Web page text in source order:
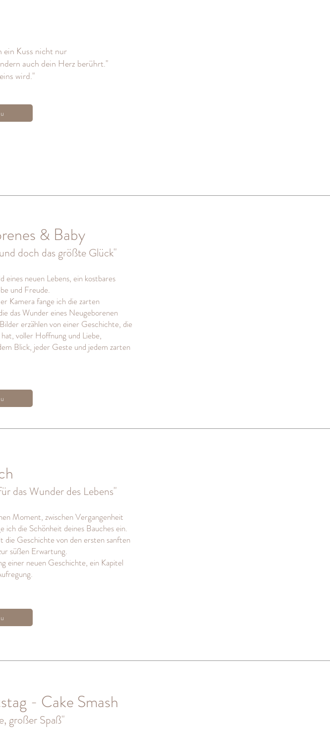
ein Kuss nicht nur
auch dein Herz berührt."
wird."
& Baby
doch das größte Glück"
eines neuen Lebens, ein kostbares
und Freude.
Kamera fange ich die zarten
das Wunder eines Neugeborenen
erzählen von einer Geschichte, die
voller Hoffnung und Liebe,
Blick, jeder Geste und jedem zarten
das Wunder des Lebens"
Moment, zwischen Vergangenheit
ich die Schönheit deines Bauches ein.
die Geschichte von den ersten sanften
süßen Erwartung.
einer neuen Geschichte, ein Kapitel
- Cake Smash
großer Spaß"